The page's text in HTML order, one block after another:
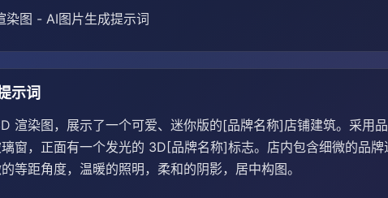
染图 - AI图片生成提示词
示词
渲染图，展示了一个可爱、迷你版的[品牌名称]店铺建筑。采用
窗，正面有一个发光的 3D[品牌名称]标志。店内包含细微的品
等距角度，温暖的照明，柔和的阴影，居中构图。